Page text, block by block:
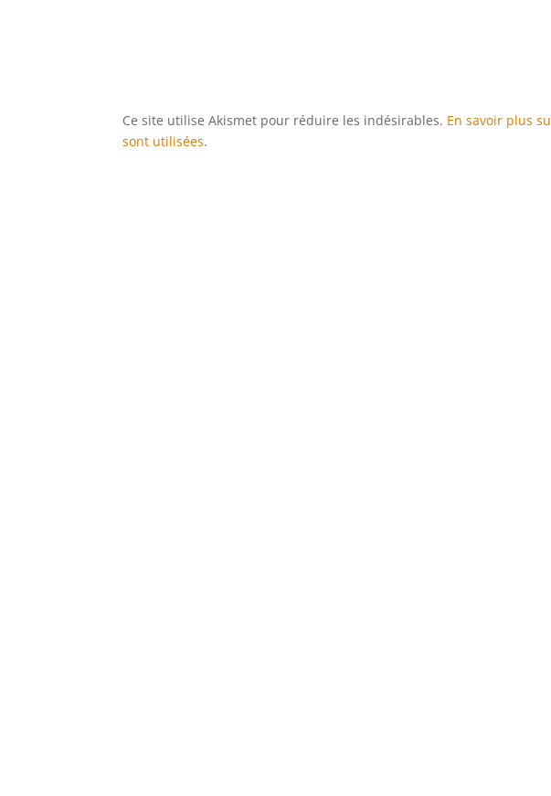
Ce site utilise Akismet pour réduire les indésirables. En savoir plus
sont utilisées.